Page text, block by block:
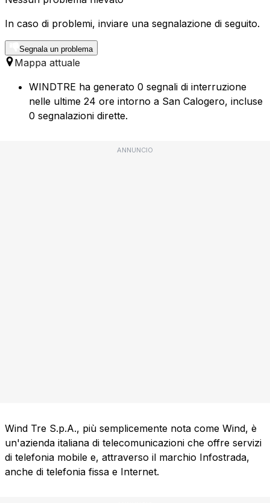
In caso di problemi, inviare una segnalazione di seguito.
Segnala un problema
Mappa attuale
WINDTRE ha generato 0 segnali di interruzione
nelle ultime 24 ore intorno a San Calogero, incluse
0 segnalazioni dirette.
ANNUNCIO
Wind Tre S.p.A., più semplicemente nota come Wind, è
un'azienda italiana di telecomunicazioni che offre servizi
di telefonia mobile e, attraverso il marchio Infostrada,
anche di telefonia fissa e Internet.